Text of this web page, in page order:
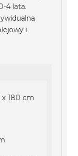
4 lata.
i
180 cm